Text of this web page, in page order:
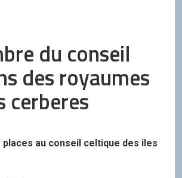
du conseil
des royaumes
cerberes
places au conseil celtique des iles